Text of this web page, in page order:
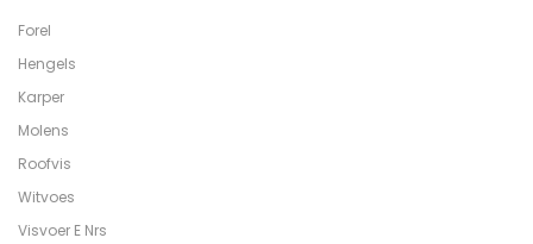
Forel
Hengels
Karper
Molens
Roofvis
Witvoes
Visvoer E Nrs